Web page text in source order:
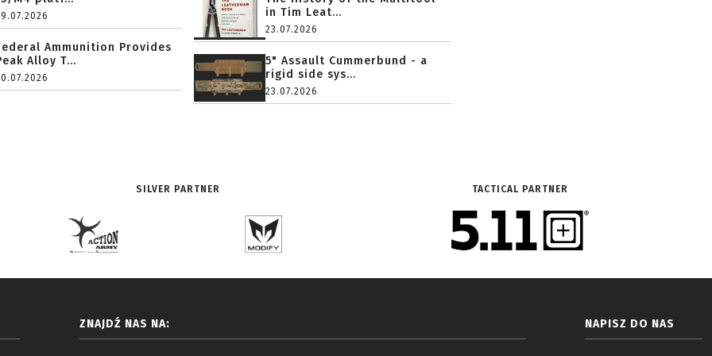
Ammunition Provides
Alloy T...
in Tim Leat...
23.07.2026
5" Assault Cummerbund - a
rigid side sys...
23.07.2026
SILVER PARTNER TACTICAL PARTNER
ZNAJDŹ NAS NA: NAPISZ DO NAS